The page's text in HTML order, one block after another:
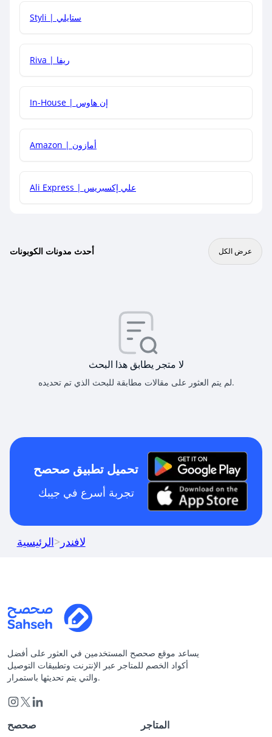
هل يمكنني جمع كود خصم مع العروض الأخرى؟
Styli | ستايلي
Riva | ريفا
In-House | إن هاوس
Amazon | أمازون
Ali Express | علي إكسبريس
أحدث مدونات الكوبونات عرض الكل
لا متجر يطابق هذا البحث
لم يتم العثور على مقالات مطابقة للبحث الذي تم تحديده.
تحميل تطبيق صحصح
تجربة أسرع في جيبك
الرئيسية> لافندر
يساعد موقع صحصح المستخدمين في العثور على أفضل
أكواد الخصم للمتاجر عبر الإنترنت وتطبيقات التوصيل
والتي يتم تحديثها باستمرار.
صحصح المتاجر